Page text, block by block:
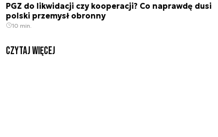
PGZ do likwidacji czy kooperacji? Co naprawdę dusi
polski przemysł obronny
10 min.
czytaj więcej